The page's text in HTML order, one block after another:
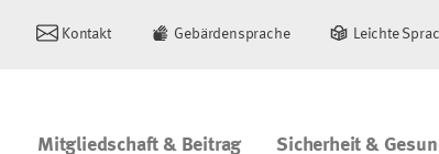
Kontakt Gebärdensprache Leichte
Mitgliedschaft & Beitrag Sicherheit &